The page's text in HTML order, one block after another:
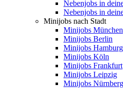
Nebenjobs in
Nebenjobs in
Minijobs nach Stadt
Minijobs München
Minijobs Berlin
Minijobs Hamburg
Minijobs Köln
Minijobs Frankfurt
Minijobs Leipzig
Minijobs Nürnberg